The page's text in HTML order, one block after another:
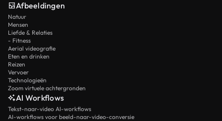
Afbeeldingen
Natuur
Mensen
Liefde & Relaties
- Fitness
Aerial videografie
Eten en drinken
Reizen
Vervoer
Technologieën
Zoom virtuele achtergronden
AI Workflows
Tekst-naar-video AI-workflows
AI-workflows voor beeld-naar-video-conversie